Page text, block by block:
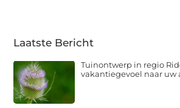
Laatste Bericht
Tuinontwerp in regio
vakantiegevoel naar uw